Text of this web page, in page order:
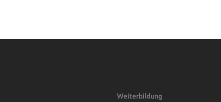
Weiterbildung